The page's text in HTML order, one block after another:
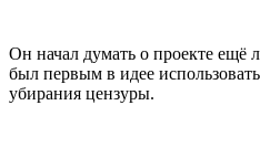
Он начал думать о проекте ещё
был первым в идее
убирания цензуры.